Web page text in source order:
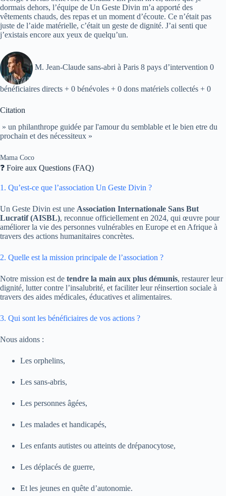
dormais dehors, l’équipe de Un Geste Divin m’a apporté des
vêtements chauds, des repas et un moment d’écoute. Ce n’était pas
juste de l’aide matérielle, c’était un geste de dignité. J’ai senti que
j’existais encore aux yeux de quelqu’un.
M. Jean-Claude sans-abri à Paris 8 pays d’intervention 0
bénéficiaires directs + 0 bénévoles + 0 dons matériels collectés + 0
Citation
» un philanthrope guidée par l'amour du semblable et le bien etre du
prochain et des nécessiteux »
Mama Coco
❓ Foire aux Questions (FAQ)
1. Qu’est-ce que l’association Un Geste Divin ?
Un Geste Divin est une Association Internationale Sans But
Lucratif (AISBL), reconnue officiellement en 2024, qui œuvre pour
améliorer la vie des personnes vulnérables en Europe et en Afrique à
travers des actions humanitaires concrètes.
2. Quelle est la mission principale de l’association ?
Notre mission est de tendre la main aux plus démunis, restaurer leur
dignité, lutter contre l’insalubrité, et faciliter leur réinsertion sociale à
travers des aides médicales, éducatives et alimentaires.
3. Qui sont les bénéficiaires de vos actions ?
Nous aidons :
Les orphelins,
Les sans-abris,
Les personnes âgées,
Les malades et handicapés,
Les enfants autistes ou atteints de drépanocytose,
Les déplacés de guerre,
Et les jeunes en quête d’autonomie.